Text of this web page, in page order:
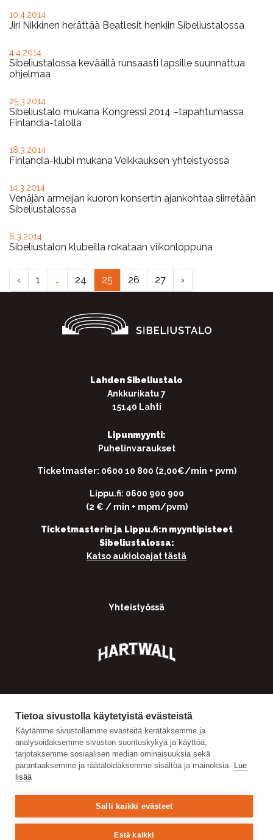
Tietoa sivustolla käytetyistä evästeistä
Käytämme sivustollamme evästeitä kerätäksemme ja
analysoidaksemme sivuston suorituskykyä ja käyttöä,
tarjotaksemme sosiaalisen median ominaisuuksia sekä
parantaaksemme ja räätälöidäksemme sisältöä ja mainoksia. Lue
lisää
Salli kaikki evästeet
Estä kaikki
10.4.2014
Jiri Nikkinen herättää Beatlesit henkiin Sibeliustalossa
4.4.2014
Sibeliustalossa keväällä runsaasti lapsille suunnattua
ohjelmaa
25.3.2014
Sibeliustalo mukana Kongressi 2014 –tapahtumassa
Finlandia-talolla
18.3.2014
Finlandia-klubi mukana Veikkauksen yhteistyössä
14.3.2014
Venäjän armeijan kuoron konsertin ajankohtaa siirretään
Sibeliustalossa
6.3.2014
Sibeliustalon klubeilla rokataan viikonloppuna
‹ 1 … 24 25 26 27 ›
Lahden Sibeliustalo
Ankkurikatu 7
15140 Lahti
Lipunmyynti:
Puhelinvaraukset
Ticketmaster: 0600 10 800 (2,00€/min + pvm)
Lippu.fi: 0600 900 900
(2 € / min + mpm/pvm)
Ticketmasterin ja Lippu.fi:n myyntipisteet
Sibeliustalossa:
Katso aukioloajat tästä
Yhteistyössä